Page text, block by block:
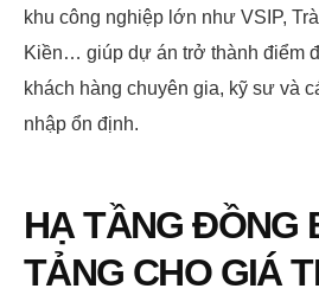
khu công nghiệp lớn như VSIP,
Kiền… giúp dự án trở thành điểm
khách hàng chuyên gia, kỹ sư và
nhập ổn định.
HẠ TẦNG ĐỒNG
TẢNG CHO GIÁ